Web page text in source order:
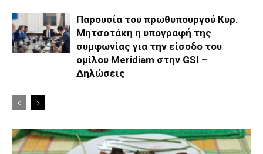
Παρουσία του πρωθυπουργού Κυρ.
Μητσοτάκη η υπογραφή της
συμφωνίας για την είσοδο του
ομίλου Meridiam στην GSI –
Δηλώσεις